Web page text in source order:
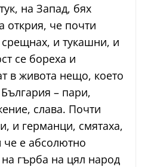
на Запад, бях
открия, че почти
и тукашни, и
се бореха и
в живота нещо, което
– пари,
слава. Почти
и германци, смятаха,
че е абсолютно
гърба на цял народ